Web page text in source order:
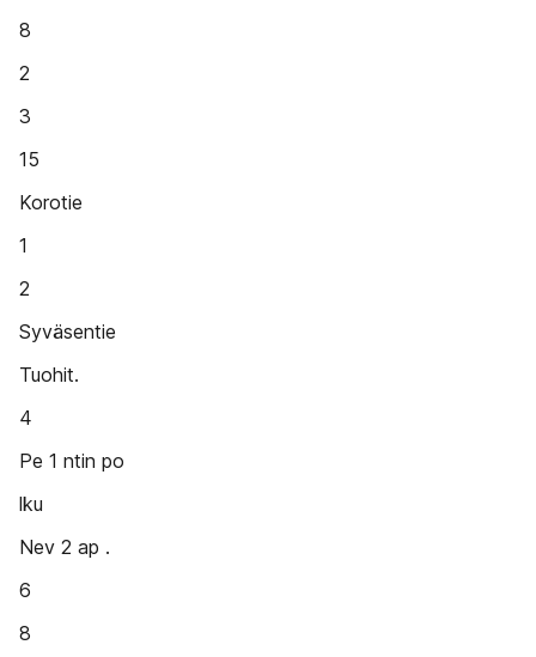
8
2
3
15
Korotie
1
2
Syväsentie
Tuohit.
4
Pe 1 ntin po
lku
Nev 2 ap .
6
8